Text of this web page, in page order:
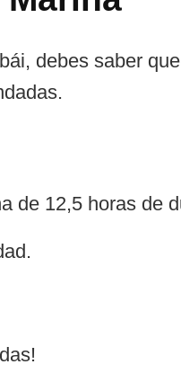
debes saber
de 12,5 horas de